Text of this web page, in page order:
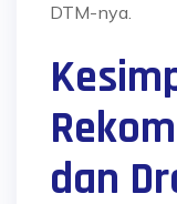
DTM-nya.
dan